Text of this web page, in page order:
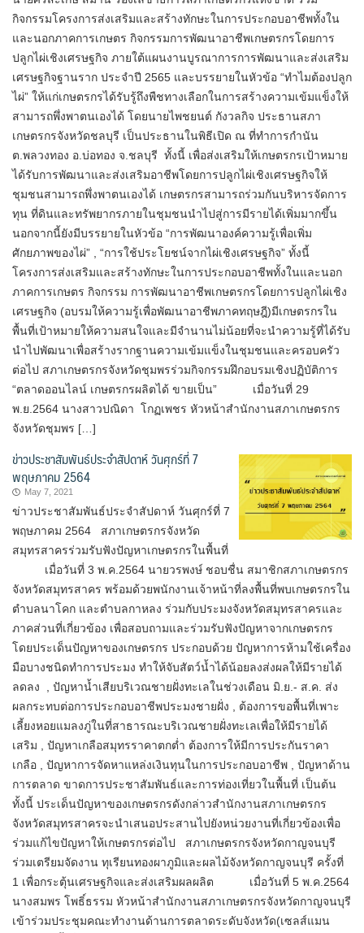
กิจกรรมโครงการส่งเสริมและสร้างทักษะในการประกอบอาชีพทั้งใน
และนอกภาคการเกษตร กิจกรรมการพัฒนาอาชีพเกษตรกรโดยการ
ปลูกไผ่เชิงเศรษฐกิจ ภายใต้แผนงานบูรณาการการพัฒนาและส่งเสริม
เศรษฐกิจฐานราก ประจำปี 2565 และบรรยายในหัวข้อ “ทำไมต้องปลูก
ไผ่” ให้แก่เกษตรกรได้รับรู้ถึงพืชทางเลือกในการสร้างความเข้มแข็งให้
สามารถพึ่งพาตนเองได้ โดยนายไพชยนต์ กังวลกิจ ประธานสภา
เกษตรกรจังหวัดชลบุรี เป็นประธานในพิธีเปิด ณ ที่ทำการกำนัน
ต.พลวงทอง อ.บ่อทอง จ.ชลบุรี ทั้งนี้ เพื่อส่งเสริมให้เกษตรกรเป้าหมาย
ได้รับการพัฒนาและส่งเสริมอาชีพโดยการปลูกไผ่เชิงเศรษฐกิจให้
ชุมชนสามารถพึ่งพาตนเองได้ เกษตรกรสามารถร่วมกันบริหารจัดการ
ทุน ที่ดินและทรัพยากรภายในชุมชนนำไปสู่การมีรายได้เพิ่มมากขึ้น
นอกจากนี้ยังมีบรรยายในหัวข้อ “การพัฒนาองค์ความรู้เพื่อเพิ่ม
ศักยภาพของไผ่” , “การใช้ประโยชน์จากไผ่เชิงเศรษฐกิจ” ทั้งนี้
โครงการส่งเสริมและสร้างทักษะในการประกอบอาชีพทั้งในและนอก
ภาคการเกษตร กิจกรรม การพัฒนาอาชีพเกษตรกรโดยการปลูกไผ่เชิง
เศรษฐกิจ (อบรมให้ความรู้เพื่อพัฒนาอาชีพภาคทฤษฎี)มีเกษตรกรใน
พื้นที่เป้าหมายให้ความสนใจและมีจำนานไม่น้อยที่จะนำความรู้ที่ได้รับ
นำไปพัฒนาเพื่อสร้างรากฐานความเข้มแข็งในชุมชนและครอบครัว
ต่อไป สภาเกษตรกรจังหวัดชุมพรร่วมกิจกรรมฝึกอบรมเชิงปฏิบัติการ
“ตลาดออนไลน์ เกษตรกรผลิตได้ ขายเป็น” เมื่อวันที่ 29
พ.ย.2564 นางสาวปณิดา โกฏเพชร หัวหน้าสำนักงานสภาเกษตรกร
จังหวัดชุมพร […]
ข่าวประชาสัมพันธ์ประจำสัปดาห์ วันศุกร์ที่ 7
พฤษภาคม 2564
May 7, 2021
ข่าวประชาสัมพันธ์ประจำสัปดาห์ วันศุกร์ที่ 7
พฤษภาคม 2564 สภาเกษตรกรจังหวัด
สมุทรสาครร่วมรับฟังปัญหาเกษตรกรในพื้นที่
เมื่อวันที่ 3 พ.ค.2564 นายวรพงษ์ ชอบชื่น สมาชิกสภาเกษตรกร
จังหวัดสมุทรสาคร พร้อมด้วยพนักงานเจ้าหน้าที่ลงพื้นที่พบเกษตรกรใน
ตำบลนาโคก และตำบลกาหลง ร่วมกับประมงจังหวัดสมุทรสาครและ
ภาคส่วนที่เกี่ยวข้อง เพื่อสอบถามและร่วมรับฟังปัญหาจากเกษตรกร
โดยประเด็นปัญหาของเกษตรกร ประกอบด้วย ปัญหาการห้ามใช้เครื่อง
มือบางชนิดทำการประมง ทำให้จับสัตว์น้ำได้น้อยลงส่งผลให้มีรายได้
ลดลง , ปัญหาน้ำเสียบริเวณชายฝั่งทะเลในช่วงเดือน มิ.ย.- ส.ค. ส่ง
ผลกระทบต่อการประกอบอาชีพประมงชายฝั่ง , ต้องการขอพื้นที่เพาะ
เลี้ยงหอยแมลงภู่ในที่สาธารณะบริเวณชายฝั่งทะเลเพื่อให้มีรายได้
เสริม , ปัญหาเกลือสมุทรราคาตกต่ำ ต้องการให้มีการประกันราคา
เกลือ , ปัญหาการจัดหาแหล่งเงินทุนในการประกอบอาชีพ , ปัญหาด้าน
การตลาด ขาดการประชาสัมพันธ์และการท่องเที่ยวในพื้นที่ เป็นต้น
ทั้งนี้ ประเด็นปัญหาของเกษตรกรดังกล่าวสำนักงานสภาเกษตรกร
จังหวัดสมุทรสาครจะนำเสนอประสานไปยังหน่วยงานที่เกี่ยวข้องเพื่อ
ร่วมแก้ไขปัญหาให้เกษตรกรต่อไป สภาเกษตรกรจังหวัดกาญจนบุรี
ร่วมเตรียมจัดงาน ทุเรียนทองผาภูมิและผลไม้จังหวัดกาญจนบุรี ครั้งที่
1 เพื่อกระตุ้นเศรษฐกิจและส่งเสริมผลผลิต เมื่อวันที่ 5 พ.ค.2564
นางสมพร โพธิ์ธรรม หัวหน้าสำนักงานสภาเกษตรกรจังหวัดกาญจนบุรี
เข้าร่วมประชุมคณะทำงานด้านการตลาดระดับจังหวัด(เซลส์แมน